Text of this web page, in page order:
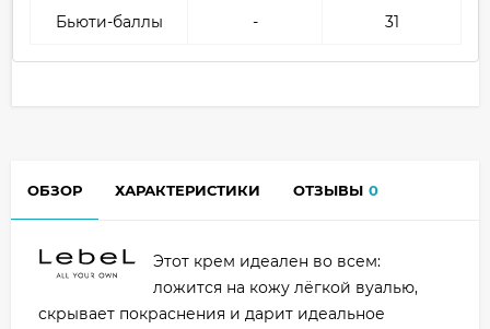
Бьюти-баллы - 31
ОБЗОР ХАРАКТЕРИСТИКИ ОТЗЫВЫ 0
Этот крем идеален во всем:
ложится на кожу лёгкой вуалью,
скрывает покраснения и дарит идеальное